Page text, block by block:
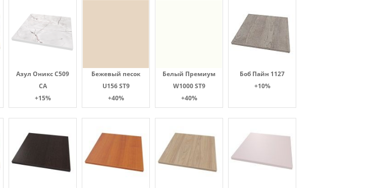
Азул Оникс С509
СА
+15%
Бежевый песок
U156 ST9
+40%
Белый Премиум
W1000 ST9
+40%
Боб Пайн 1127
+10%